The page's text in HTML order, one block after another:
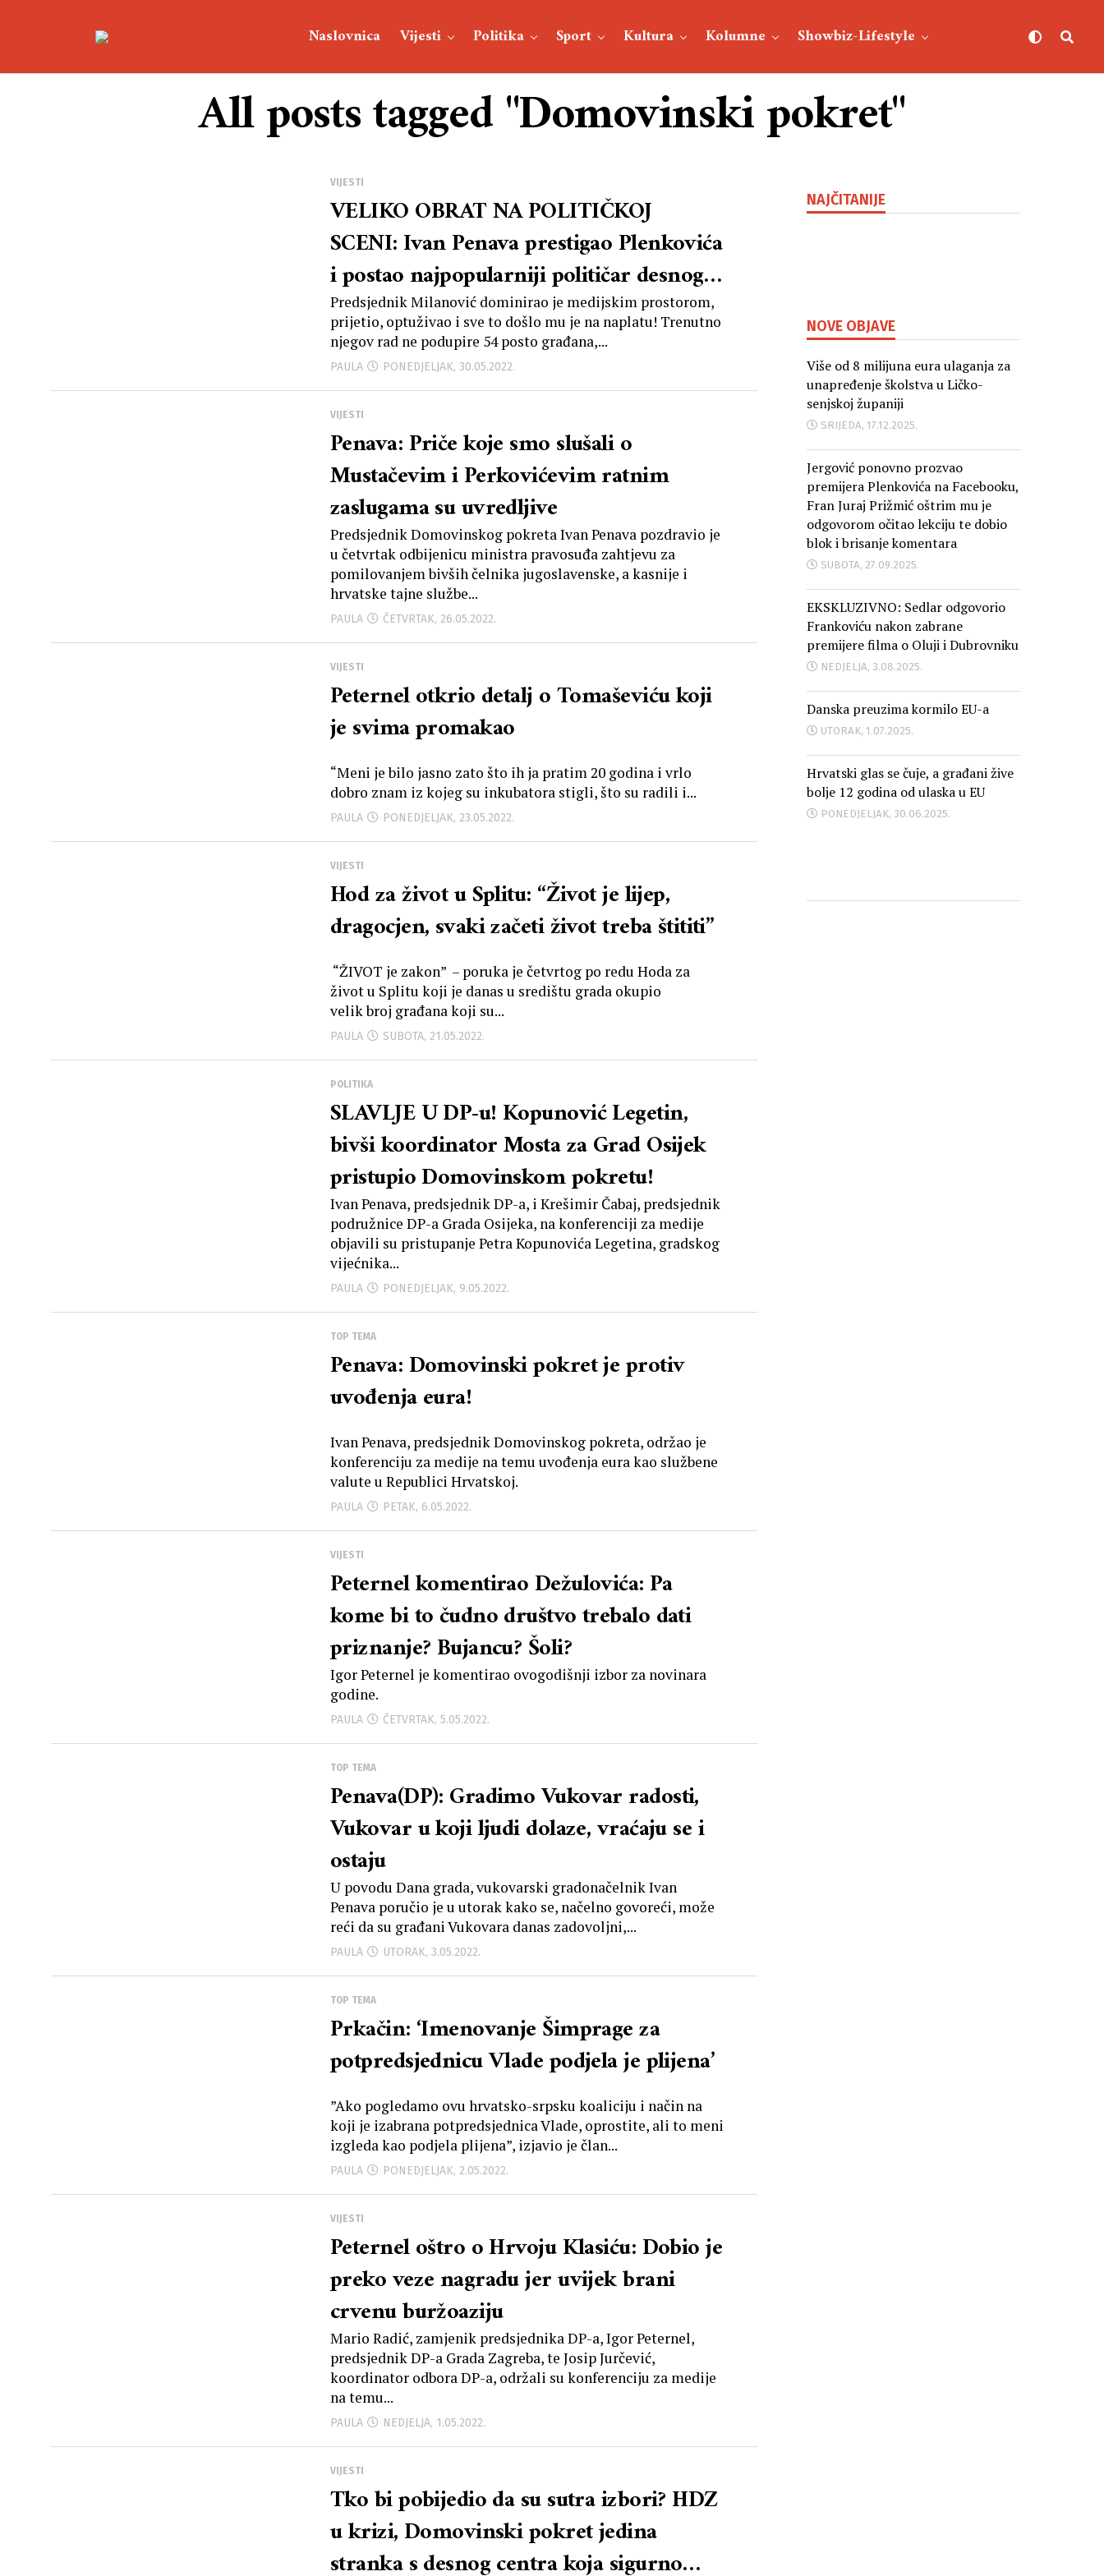
Naslovnica Vijesti Politika Sport Kultura Kolumne Showbiz-Lifestyle
All posts tagged "Domovinski pokret"
VIJESTI
VELIKO OBRAT NA POLITIČKOJ
SCENI: Ivan Penava prestigao Plenkovića
i postao najpopularniji političar desnog
centra!
Predsjednik Milanović dominirao je medijskim prostorom,
prijetio, optuživao i sve to došlo mu je na naplatu! Trenutno
njegov rad ne podupire 54 posto građana,...
PAULA PONEDJELJAK, 30.05.2022.
VIJESTI
Penava: Priče koje smo slušali o
Mustačevim i Perkovićevim ratnim
zaslugama su uvredljive
Predsjednik Domovinskog pokreta Ivan Penava pozdravio je
u četvrtak odbijenicu ministra pravosuđa zahtjevu za
pomilovanjem bivših čelnika jugoslavenske, a kasnije i
hrvatske tajne službe...
PAULA ČETVRTAK, 26.05.2022.
VIJESTI
Peternel otkrio detalj o Tomaševiću koji
je svima promakao
“Meni je bilo jasno zato što ih ja pratim 20 godina i vrlo
dobro znam iz kojeg su inkubatora stigli, što su radili i...
PAULA PONEDJELJAK, 23.05.2022.
VIJESTI
Hod za život u Splitu: “Život je lijep,
dragocjen, svaki začeti život treba štititi”
“ŽIVOT je zakon” – poruka je četvrtog po redu Hoda za
život u Splitu​ koji je danas u središtu grada okupio
velik broj građana​ koji su...
PAULA SUBOTA, 21.05.2022.
POLITIKA
SLAVLJE U DP-u! Kopunović Legetin,
bivši koordinator Mosta za Grad Osijek
pristupio Domovinskom pokretu!
Ivan Penava, predsjednik DP-a, i Krešimir Čabaj, predsjednik
podružnice DP-a Grada Osijeka, na konferenciji za medije
objavili su pristupanje Petra Kopunovića Legetina, gradskog
vijećnika...
PAULA PONEDJELJAK, 9.05.2022.
TOP TEMA
Penava: Domovinski pokret je protiv
uvođenja eura!
Ivan Penava, predsjednik Domovinskog pokreta, održao je
konferenciju za medije na temu uvođenja eura kao službene
valute u Republici Hrvatskoj.
PAULA PETAK, 6.05.2022.
VIJESTI
Peternel komentirao Dežulovića: Pa
kome bi to čudno društvo trebalo dati
priznanje? Bujancu? Šoli?
Igor Peternel je komentirao ovogodišnji izbor za novinara
godine.
PAULA ČETVRTAK, 5.05.2022.
TOP TEMA
Penava(DP): Gradimo Vukovar radosti,
Vukovar u koji ljudi dolaze, vraćaju se i
ostaju
U povodu Dana grada, vukovarski gradonačelnik Ivan
Penava poručio je u utorak kako se, načelno govoreći, može
reći da su građani Vukovara danas zadovoljni,...
PAULA UTORAK, 3.05.2022.
TOP TEMA
Prkačin: ‘Imenovanje Šimprage za
potpredsjednicu Vlade podjela je plijena’
”Ako pogledamo ovu hrvatsko-srpsku koaliciju i način na
koji je izabrana potpredsjednica Vlade, oprostite, ali to meni
izgleda kao podjela plijena”, izjavio je član...
PAULA PONEDJELJAK, 2.05.2022.
VIJESTI
Peternel oštro o Hrvoju Klasiću: Dobio je
preko veze nagradu jer uvijek brani
crvenu buržoaziju
Mario Radić, zamjenik predsjednika DP-a, Igor Peternel,
predsjednik DP-a Grada Zagreba, te Josip Jurčević,
koordinator odbora DP-a, održali su konferenciju za medije
na temu...
PAULA NEDJELJA, 1.05.2022.
VIJESTI
Tko bi pobijedio da su sutra izbori? HDZ
u krizi, Domovinski pokret jedina
stranka s desnog centra koja sigurno
NAJČITANIJE
NOVE OBJAVE
Više od 8 milijuna eura ulaganja za
unapređenje školstva u Ličko-
senjskoj županiji
SRIJEDA, 17.12.2025.
Jergović ponovno prozvao
premijera Plenkovića na Facebooku,
Fran Juraj Prižmić oštrim mu je
odgovorom očitao lekciju te dobio
blok i brisanje komentara
SUBOTA, 27.09.2025.
EKSKLUZIVNO: Sedlar odgovorio
Frankoviću nakon zabrane
premijere filma o Oluji i Dubrovniku
NEDJELJA, 3.08.2025.
Danska preuzima kormilo EU-a
UTORAK, 1.07.2025.
Hrvatski glas se čuje, a građani žive
bolje 12 godina od ulaska u EU
PONEDJELJAK, 30.06.2025.